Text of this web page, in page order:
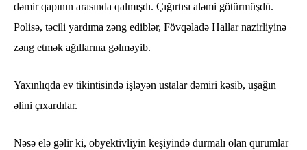
dəmir qapının arasında qalmışdı. Çığırtısı aləmi götürmüşdü.
Polisə, təcili yardıma zəng ediblər, Fövqəladə Hallar nazirliyinə
zəng etmək ağıllarına gəlməyib.
Yaxınlıqda ev tikintisində işləyən ustalar dəmiri kəsib, uşağın
əlini çıxardılar.
Nəsə elə gəlir ki, obyektivliyin keşiyində durmalı olan qurumlar